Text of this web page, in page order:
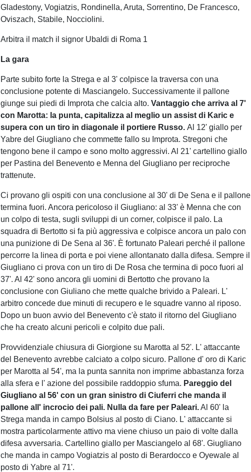
Gladestony, Vogiatzis, Rondinella, Aruta, Sorrentino, De Francesco,
Oviszach, Stabile, Nocciolini.
Arbitra il match il signor Ubaldi di Roma 1
La gara
Parte subito forte la Strega e al 3' colpisce la traversa con una
conclusione potente di Masciangelo. Successivamente il pallone
giunge sui piedi di Improta che calcia alto.Vantaggio che arriva al 7'
con Marotta: la punta, capitalizza al meglio un assist di Karic e
supera con un tiro in diagonale il portiere Russo. Al 12' giallo per
Yabre del Giugliano che commette fallo su Improta. Stregoni che
tengono bene il campo e sono molto aggressivi. Al 21' cartellino giallo
per Pastina del Benevento e Menna del Giugliano per reciproche
trattenute.
Ci provano gli ospiti con una conclusione al 30' di De Sena e il pallone
termina fuori. Ancora pericoloso il Giugliano: al 33' è Menna che con
un colpo di testa, sugli sviluppi di un corner, colpisce il palo. La
squadra di Bertotto si fa più aggressiva e colpisce ancora un palo con
una punizione di De Sena al 36'. È fortunato Paleari perché il pallone
percorre la linea di porta e poi viene allontanato dalla difesa. Sempre il
Giugliano ci prova con un tiro di De Rosa che termina di poco fuori al
37'. Al 42' sono ancora gli uomini di Bertotto che provano la
conclusione con Giuliano che mette qualche brivido a Paleari. L'
arbitro concede due minuti di recupero e le squadre vanno al riposo.
Dopo un buon avvio del Benevento c'è stato il ritorno del Giugliano
che ha creato alcuni pericoli e colpito due pali.
Provvidenziale chiusura di Giorgione su Marotta al 52'. L' attaccante
del Benevento avrebbe calciato a colpo sicuro. Pallone d' oro di Karic
per Marotta al 54', ma la punta sannita non imprime abbastanza forza
alla sfera e l' azione del possibile raddoppio sfuma. Pareggio del
Giugliano al 56' con un gran sinistro di Ciuferri che manda il
pallone all' incrocio dei pali. Nulla da fare per Paleari.Al 60' la
Strega manda in campo Bolsius al posto di Ciano. L' attaccante si
mostra particolarmente attivo ma viene chiuso un paio di volte dalla
difesa avversaria. Cartellino giallo per Masciangelo al 68'. Giugliano
che manda in campo Vogiatzis al posto di Berardocco e Oyewale al
posto di Yabre al 71'.